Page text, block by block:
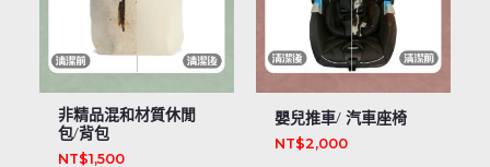
非精品混和材質休閒
包/背包
NT$1,500
嬰兒推車/ 汽車座椅
NT$2,000